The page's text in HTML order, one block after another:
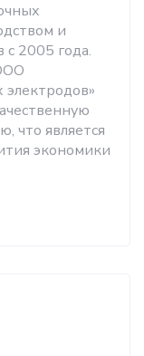
и
2005 года.
электродов»
что является
экономики